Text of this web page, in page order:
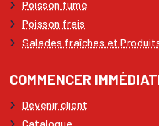
Poisson fumé
Poisson frais
Salades fraîches et
COMMENCER
Devenir client
Catalogue